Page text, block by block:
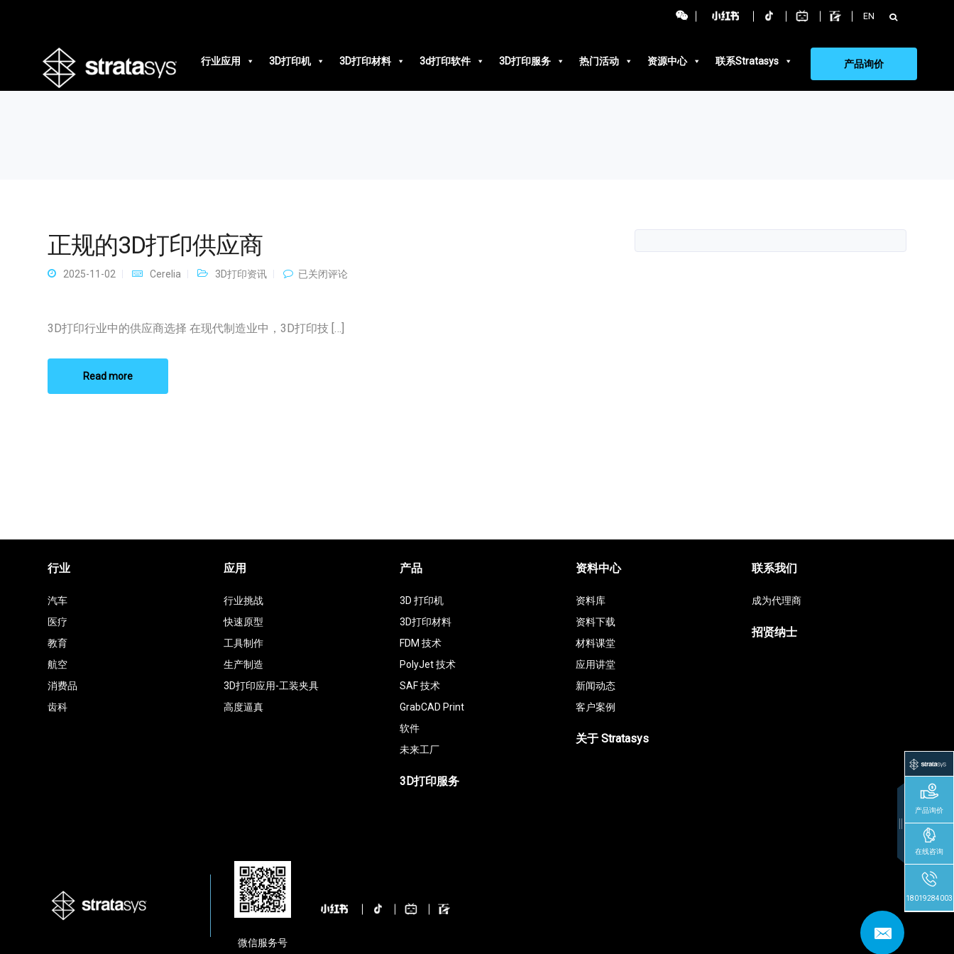
EN 搜
索：
行业应用
3D打印机 3D打印材料 3d打印软件 3D打印服务 热门活动 资源中心 联系Stratasys 产品询价
正规的3D打印供应商
2025-11-02 Cerelia 3D打印资讯
正
打
印
已关闭评论
3D打印行业中的供应商选择 在现代制造业中，3D打印技 […]
Read more
行业
汽车
医疗
教育
航空
消费品
齿科
应用
行业挑战
快速原型
工具制作
生产制造
3D打印应用-工装夹具
高度逼真
产品
3D 打印机
3D打印材料
FDM 技术
PolyJet 技术
SAF 技术
GrabCAD Print
软件
未来工厂
3D打印服务
资料中心
资料库
资料下载
材料课堂
应用讲堂
新闻动态
客户案例
关于 Stratasys
联系我们
成为代理商
招贤纳士
微信服务号
产品询价
在线咨询
18019284003